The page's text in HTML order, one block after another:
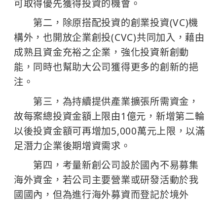
可取得優先獲得投資的機會。
第二，除原搭配投資的創業投資(VC)機
構外，也開放企業創投(CVC)共同加入，藉由
成熟且資金充裕之企業，強化投資新創動
能，同時也幫助大公司獲得更多的創新的挹
注。
第三，為持續提供產業擴張所需資金，
故每案總投資金額上限由1億元，新增第二輪
以後投資金額可再增加5,000萬元上限，以滿
足潛力企業後期增資需求。
第四，考量新創公司設於國內不易募集
海外資金，若公司主要營業或研發活動於我
國國內，但為進行海外募資而登記於境外